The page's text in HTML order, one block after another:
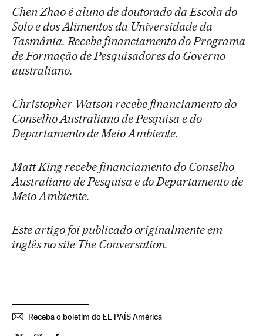
Chen Zhao é aluno de doutorado da Escola do
Solo e dos Alimentos da Universidade da
Tasmânia. Recebe financiamento do Programa
de Formação de Pesquisadores do Governo
australiano.
Christopher Watson recebe financiamento do
Conselho Australiano de Pesquisa e do
Departamento de Meio Ambiente.
Matt King recebe financiamento do Conselho
Australiano de Pesquisa e do Departamento de
Meio Ambiente.
Este artigo foi publicado originalmente em
inglês no site The Conversation.
Receba o boletim do EL PAÍS América